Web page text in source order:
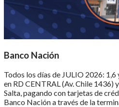
Banco Nación
Todos los días de JULIO 2026:
en RD CENTRAL (Av. Chile 1436)
Salta, pagando con tarjetas de
Banco Nación a través de la